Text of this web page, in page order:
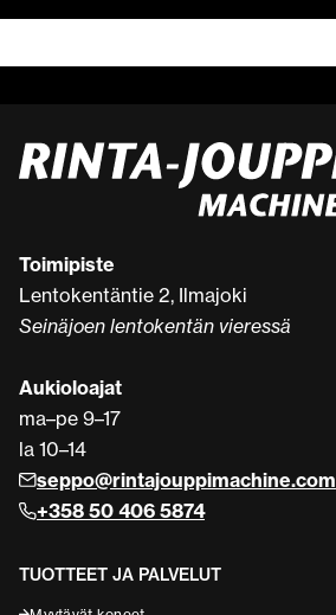
Toimipiste
Lentokentäntie 2, Ilmajoki
Seinäjoen lentokentän vieressä
Aukioloajat
ma–pe 9–17
la 10–14
seppo@rintajouppimachine.com
+358 50 406 5874
TUOTTEET JA PALVELUT